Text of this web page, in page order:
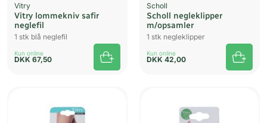
Vitry
Vitry lommekniv safir
neglefil
1 stk blå neglefil
Kun online
DKK 67,50
Scholl
Scholl negleklipper
m/opsamler
1 stk negleklipper
Kun online
DKK 42,00